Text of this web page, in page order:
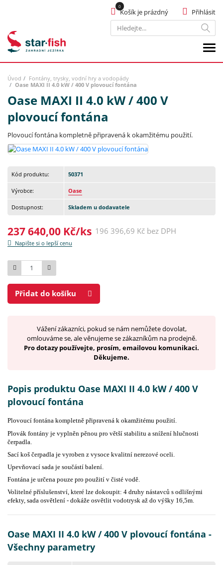
Hledat
Přihlásit
Košík je prázdný
Úvod
Fontány, trysky, vodní hry a vodopády
Oase MAXI II 4.0 kW / 400 V plovoucí fontána
Oase MAXI II 4.0 kW / 400 V
plovoucí fontána
Plovoucí fontána kompletně připravená k okamžitému použití.
Kód produktu: 50371
Výrobce: Oase
Dostupnost: Skladem u dodavatele
237 640,00 Kč/ks 196 396,69 Kč bez DPH
Napište si o lepší cenu
Počet
Přidat do košíku
Vážení zákazníci, pokud se nám nemůžete dovolat,
omlouváme se, ale věnujeme se zákazníkům na prodejně.
Pro dotazy používejte, prosím, emailovou komunikaci.
Děkujeme.
Popis produktu Oase MAXI II 4.0 kW / 400 V
plovoucí fontána
Plovoucí fontána kompletně připravená k okamžitému použití.
Plovák fontány je vyplněn pěnou pro větší stabilitu a snížení hlučnosti
čerpadla.
Sací koš čerpadla je vyroben z vysoce kvalitní nerezové oceli.
Upevňovací sada je součástí balení.
Fontána je určena pouze pro použití v čisté vodě.
Volitelné příslušenství, které lze dokoupit: 4 druhy nástavců s odlišnými
efekty, sada osvětlení - dokáže osvětlit vodotrysk až do výšky 16,5m.
Oase MAXI II 4.0 kW / 400 V plovoucí fontána -
Všechny parametry